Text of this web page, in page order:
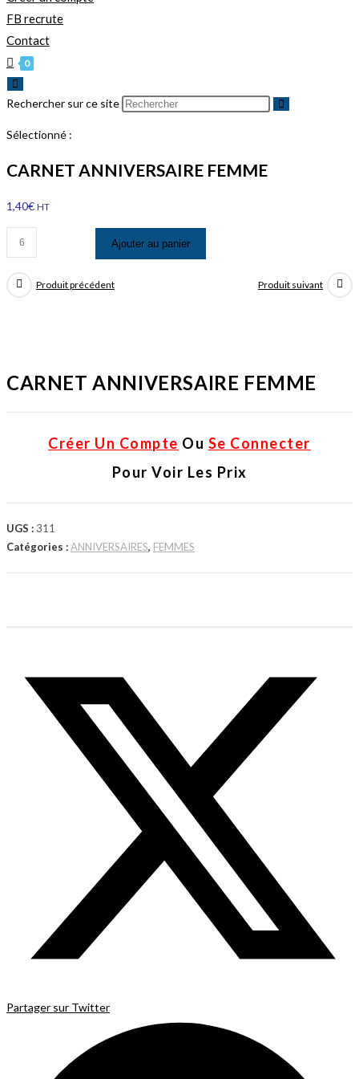
FB recrute
Contact
0
Rechercher sur ce site
Sélectionné :
CARNET ANNIVERSAIRE FEMME
1,40€ HT
Ajouter au panier
Produit précédent Produit suivant
CARNET ANNIVERSAIRE FEMME
Créer Un Compte Ou Se Connecter
Pour Voir Les Prix
UGS : 311
Catégories :ANNIVERSAIRES, FEMMES
Partager sur Twitter